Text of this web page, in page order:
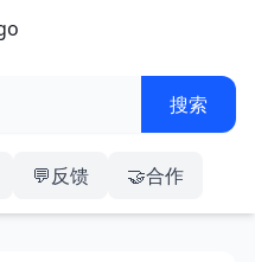
💬反馈 🤝合作